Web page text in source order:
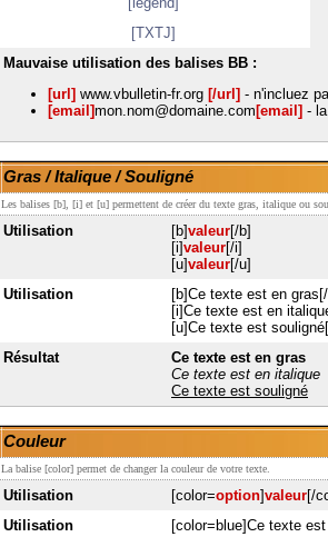
[TXTJ]
Mauvaise utilisation des balises BB :
[url] www.vbulletin-fr.org [/url] - n'incluez
[email]mon.nom@domaine.com [email] -
Gras / Italique / Souligné
Les balises [b], [i] et [u] permettent de créer du texte gras, italique ou
Utilisation [b]valeur[/b]
[i]valeur[/i]
[u]valeur[/u]
Utilisation
[b]Ce texte est en
[i]Ce texte est en
[u]Ce texte est
Résultat
Ce texte est en gras
Ce texte est en italique
Ce texte est souligné
Couleur
La balise [color] permet de changer la couleur de votre texte.
Utilisation [color=option]valeur[/
Utilisation
[color=blue]Ce texte